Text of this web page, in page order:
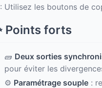
Utilisez les boutons de
Points forts
🧱 Deux sorties
pour éviter les
⚙️ Paramétrage souple :